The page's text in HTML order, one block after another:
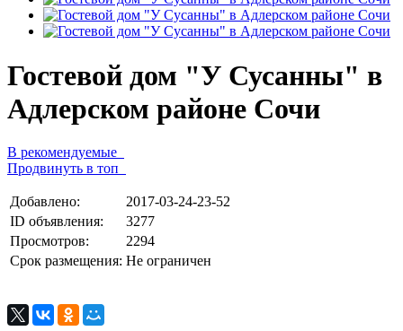
Гостевой дом "У Сусанны" в
Адлерском районе Сочи
В рекомендуемые
Продвинуть в топ
Добавлено:
2017-03-24-23-52
ID объявления:
3277
Просмотров:
2294
Срок размещения: Не ограничен